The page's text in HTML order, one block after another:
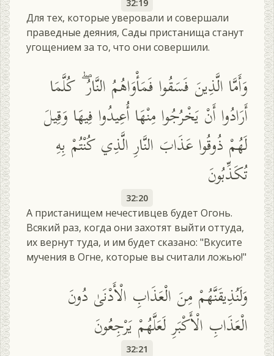
32:19
Для тех, которые уверовали и совершали
праведные деяния, Сады пристанища станут
угощением за то, что они совершили.
وَأَمَّا الَّذِينَ فَسَقُوا فَمَأْوَاهُمُ النَّارُ ۖ كُلَّمَا
أَرَادُوا أَنْ يَخْرُجُوا مِنْهَا أُعِيدُوا فِيهَا وَقِيلَ
لَهُمْ ذُوقُوا عَذَابَ النَّارِ الَّذِي كُنْتُمْ بِهِ
تُكَذِّبُونَ
32:20
А пристанищем нечестивцев будет Огонь.
Всякий раз, когда они захотят выйти оттуда,
их вернут туда, и им будет сказано: "Вкусите
мучения в Огне, которые вы считали ложью!"
وَلَنُذِيقَنَّهُمْ مِنَ الْعَذَابِ الْأَدْنَىٰ دُونَ
الْعَذَابِ الْأَكْبَرِ لَعَلَّهُمْ يَرْجِعُونَ
32:21